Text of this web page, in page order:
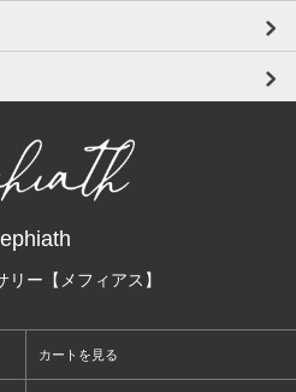
リー【メフィアス】
カートを見る